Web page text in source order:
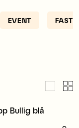
EVENT
Bullig blå